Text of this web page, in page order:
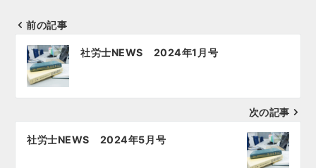
投
稿
ナ
ゲ
前の記事
社労士NEWS 2024年1月号
次の記事
社労士NEWS 2024年5月号